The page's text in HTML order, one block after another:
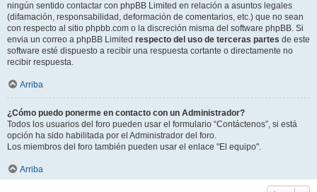
ningún sentido contactar con phpBB Limited en relación a asuntos legales
(difamación, responsabilidad, deformación de comentarios, etc.) que no sean
con respecto al sitio phpbb.com o la discreción misma del software phpBB. Si
envia un correo a phpBB Limited respecto del uso de terceras partes de este
software esté dispuesto a recibir una respuesta cortante o directamente no
recibir respuesta.
Arriba
¿Cómo puedo ponerme en contacto con un Administrador?
Todos los usuarios del foro pueden usar el formulario “Contáctenos”, si está
opción ha sido habilitada por el Administrador del foro.
Los miembros del foro también pueden usar el enlace "El equipo".
Arriba